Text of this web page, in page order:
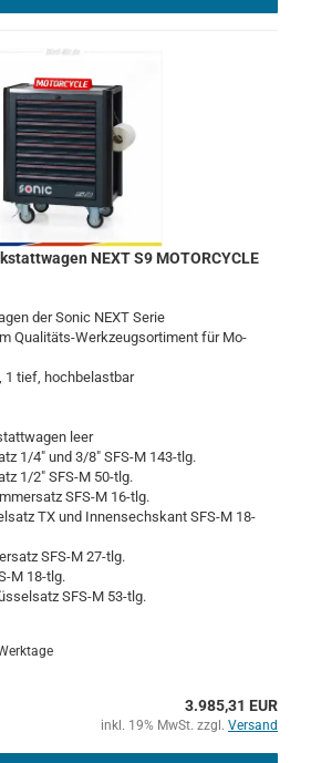
NEXT S9 MO­TOR­CY­CLE
der Sonic NEXT Serie
Qualitäts-​Werkzeugsortiment für Mo­
1 tief, hoch­be­last­bar
leer
1/4" und 3/8" SFS-M 143-​tlg.
1/2" SFS-M 50-​tlg.
SFS-M 16-​tlg.
TX und In­nen­sechs­kant SFS-M 18-​
SFS-M 27-​tlg.
M 18-​tlg.
SFS-M 53-​tlg.
3.985,31 EUR
inkl. 19% MwSt. zzgl. Versand